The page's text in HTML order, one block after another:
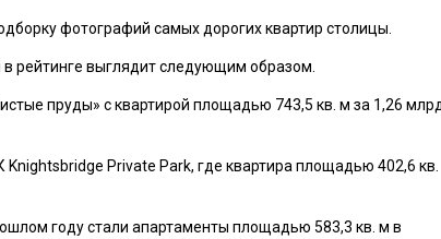
фотографий самых дорогих квартир столицы.
рейтинге выглядит следующим образом.
пруды» с квартирой площадью 743,5 кв. м за 1,26
Private Park, где квартира площадью 402,6 кв.
году стали апартаменты площадью 583,3 кв. м в